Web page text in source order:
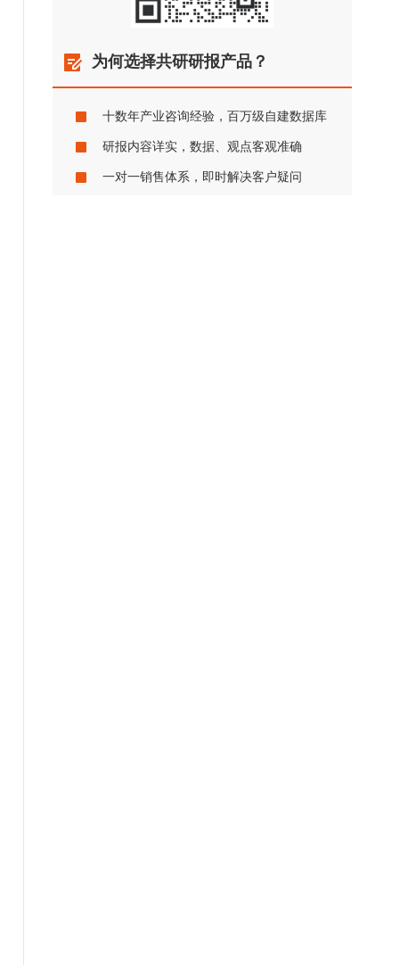
为何选择共研研报产品？
十数年产业咨询经验，百万级自建数据库
研报内容详实，数据、观点客观准确
一对一销售体系，即时解决客户疑问